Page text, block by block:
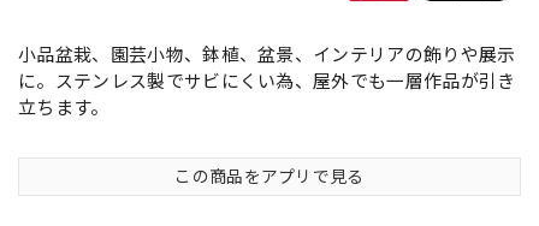
小品盆栽、園芸小物、鉢植、盆景、インテリアの飾りや展示
に。ステンレス製でサビにくい為、屋外でも一層作品が引き
立ちます。
この商品をアプリで見る